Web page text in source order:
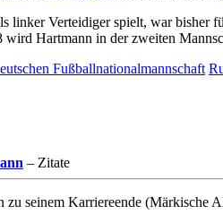
linker Verteidiger spielt, war bisher
wird Hartmann in der zweiten
Fußballnationalmannschaft
– Zitate
seinem Karriereende (Märkische